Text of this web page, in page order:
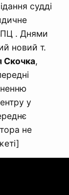
судді
. Днями
новий т.
Скочка,
у
не